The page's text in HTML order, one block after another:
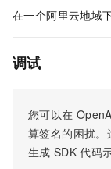
在一个阿里云地域
调试
您可以在
算签名的困扰
生成 SDK 代码